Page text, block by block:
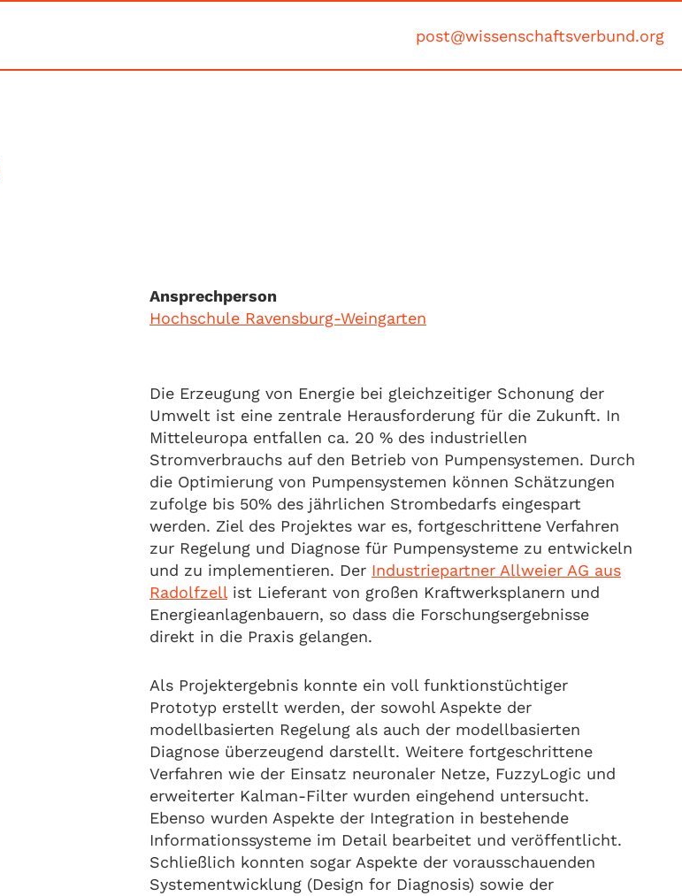
post@wissenschaftsverbund.org
Ansprechperson
Hochschule Ravensburg-Weingarten
Die Erzeugung von Energie bei gleichzeitiger Schonung der
Umwelt ist eine zentrale Herausforderung für die Zukunft. In
Mitteleuropa entfallen ca. 20 % des industriellen
Stromverbrauchs auf den Betrieb von Pumpensystemen. Durch
die Optimierung von Pumpensystemen können Schätzungen
zufolge bis 50% des jährlichen Strombedarfs eingespart
werden. Ziel des Projektes war es, fortgeschrittene Verfahren
zur Regelung und Diagnose für Pumpensysteme zu entwickeln
und zu implementieren. Der Industriepartner Allweier AG aus
Radolfzell ist Lieferant von großen Kraftwerksplanern und
Energieanlagenbauern, so dass die Forschungsergebnisse
direkt in die Praxis gelangen.
Als Projektergebnis konnte ein voll funktionstüchtiger
Prototyp erstellt werden, der sowohl Aspekte der
modellbasierten Regelung als auch der modellbasierten
Diagnose überzeugend darstellt. Weitere fortgeschrittene
Verfahren wie der Einsatz neuronaler Netze, FuzzyLogic und
erweiterter Kalman-Filter wurden eingehend untersucht.
Ebenso wurden Aspekte der Integration in bestehende
Informationssysteme im Detail bearbeitet und veröffentlicht.
Schließlich konnten sogar Aspekte der vorausschauenden
Systementwicklung (Design for Diagnosis) sowie der